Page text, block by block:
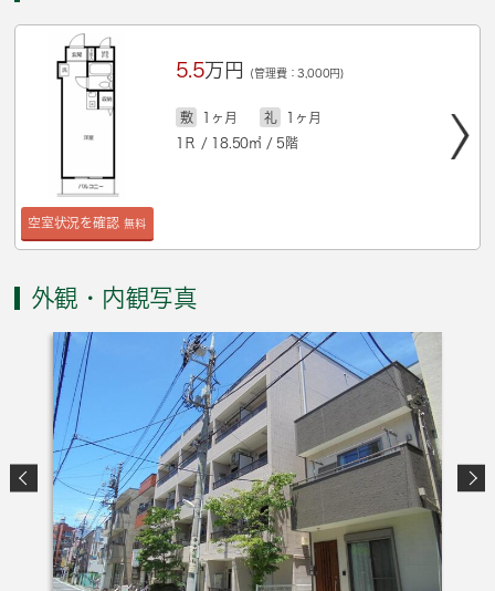
空室状況を確認 無料
5.5万円 (管理費：3,000円)
敷 1ヶ月 礼
1ヶ月
1Ｒ / 18.50㎡ / 5階
外観・内観写真